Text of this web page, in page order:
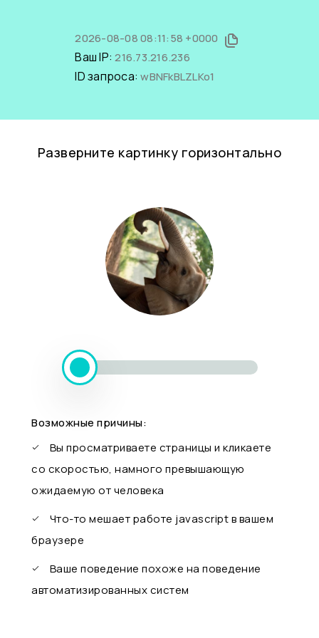
2026-08-08 08:11:58 +0000
Ваш IP:216.73.216.236
ID запроса:wBNFkBLZLKo1
Разверните картинку горизонтально
Возможные причины:
Вы просматриваете страницы и кликаете
со скоростью, намного превышающую
ожидаемую от человека
Что-то мешает работе javascript в вашем
браузере
Ваше поведение похоже на поведение
автоматизированных систем